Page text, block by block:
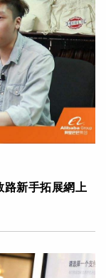
路新手拓展網上